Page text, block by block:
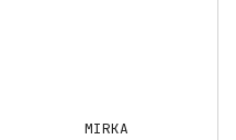
MIRKA